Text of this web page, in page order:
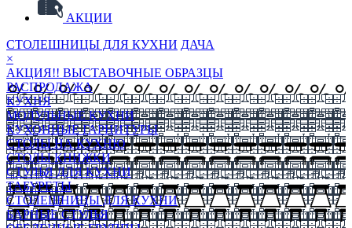
АКЦИИ
СТОЛЕШНИЦЫ ДЛЯ КУХНИ ДАЧА
×
АКЦИЯ!! ВЫСТАВОЧНЫЕ ОБРАЗЦЫ
РАСПРОДАЖА
КУХНЯ
МОДУЛЬНЫЕ КУХНИ
КУХОННЫЕ ГАРНИТУРЫ
СТОЛЫ НА КУХНЮ
СТОЛЫ КНИЖКИ
СТУЛЬЯ ДЛЯ КУХНИ
ТАБУРЕТЫ
СТОЛЕШНИЦЫ ДЛЯ КУХНИ
БАРНЫЕ СТУЛЬЯ